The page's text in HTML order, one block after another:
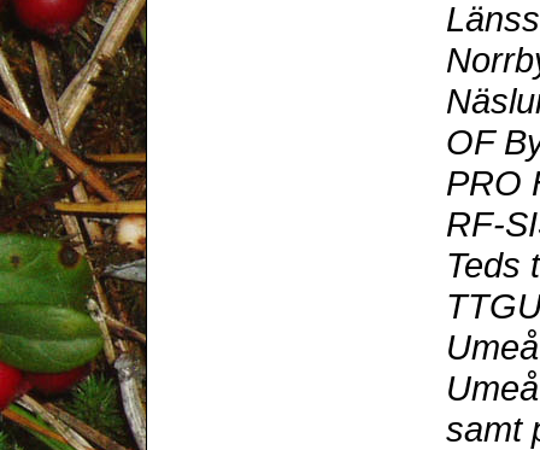
OF
PRO
RF-
Teds
samt